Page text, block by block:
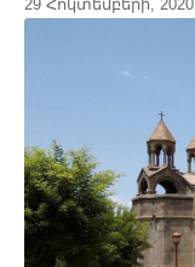
29 Հոկտեմբերի, 2020